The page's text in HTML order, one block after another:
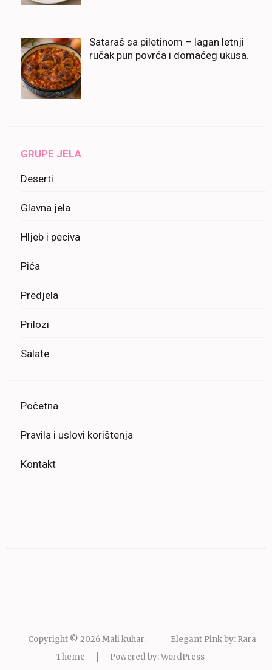
Sataraš sa piletinom – lagan letnji
ručak pun povrća i domaćeg ukusa.
GRUPE JELA
Deserti
Glavna jela
Hljeb i peciva
Pića
Predjela
Prilozi
Salate
Početna
Pravila i uslovi korištenja
Kontakt
Copyright © 2026Mali kuhar.
Elegant Pink by: Rara
Theme
Powered by:WordPress